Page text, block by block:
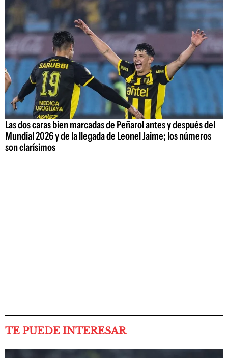
Las dos caras bien marcadas de Peñarol antes y después del
Mundial 2026 y de la llegada de Leonel Jaime; los números
son clarísimos
TE PUEDE INTERESAR